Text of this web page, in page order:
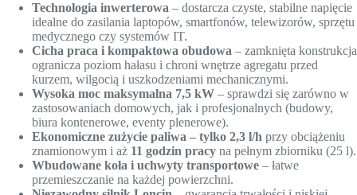
Technologia inwerterowa – dostarcza czyste, stabilne napięcie
idealne do zasilania laptopów, smartfonów, telewizorów, sprzętu
medycznego czy systemów IT.
Cicha praca i kompaktowa obudowa – zamknięta konstrukcja
ogranicza poziom hałasu i chroni wnętrze agregatu przed
kurzem, wilgocią i uszkodzeniami mechanicznymi.
Wysoka moc maksymalna 7,5 kW – sprawdzi się zarówno w
zastosowaniach domowych, jak i profesjonalnych (budowy,
biura kontenerowe, eventy plenerowe).
Ekonomiczne zużycie paliwa – tylko 2,3 l/h przy obciążeniu
znamionowym i aż 11 godzin pracy na pełnym zbiorniku (25 l).
Wbudowane koła i uchwyty transportowe – łatwe
przemieszczanie na każdej powierzchni.